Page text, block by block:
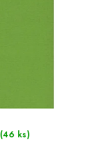
(46 ks)